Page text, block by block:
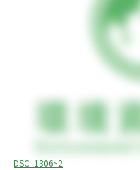
DSC_1306~2